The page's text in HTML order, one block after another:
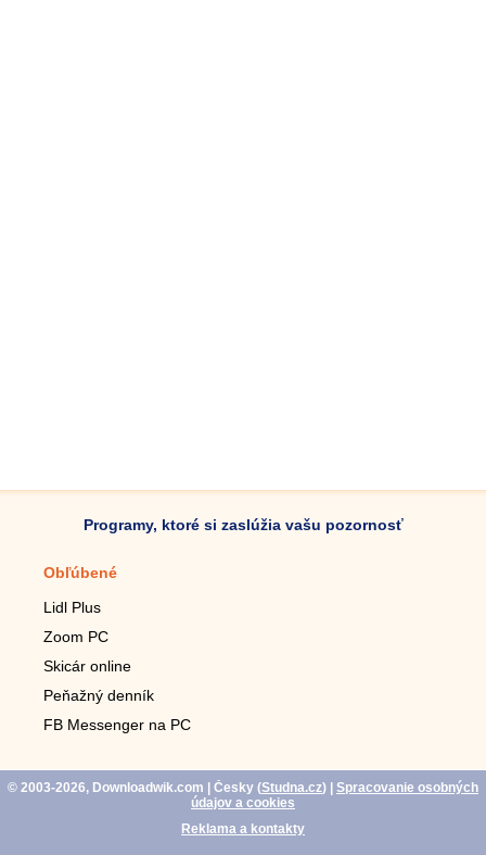
Programy, ktoré si zaslúžia vašu pozornosť
Obľúbené
Lidl Plus
Zoom PC
Skicár online
Peňažný denník
FB Messenger na PC
© 2003-2026, Downloadwik.com | Česky (Studna.cz)
Spracovanie osobných
údajov a cookies
Reklama a kontakty